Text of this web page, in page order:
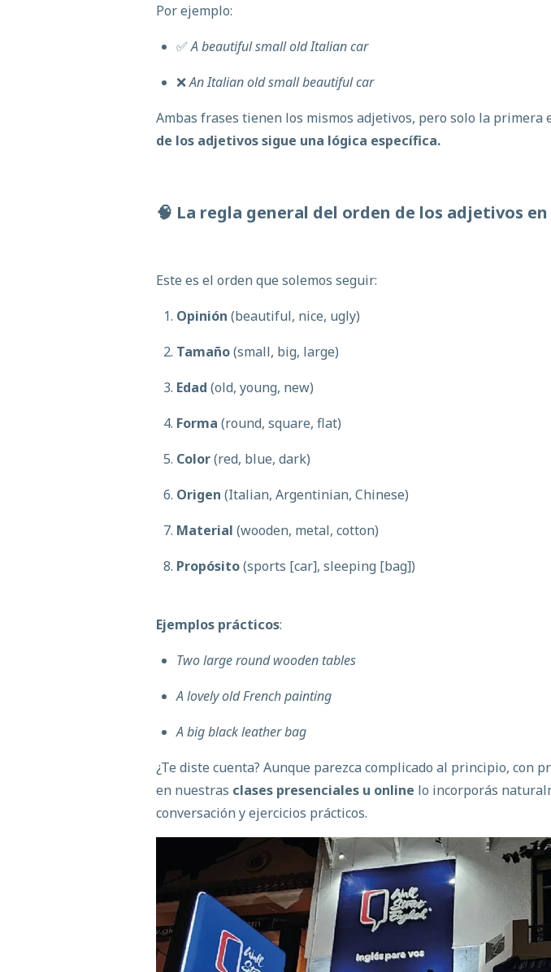
Por ejemplo:
✅A beautiful small old Italian car
❌An Italian old small beautiful car
Ambas frases tienen los mismos adjetivos, pero solo la primera
de los adjetivos sigue una lógica específica.
🧠 La regla general del orden de los adjetivos en
Este es el orden que solemos seguir:
Opinión (beautiful, nice, ugly)
Tamaño(small, big, large)
Edad (old, young, new)
Forma (round, square, flat)
Color(red, blue, dark)
Origen (Italian, Argentinian, Chinese)
Material (wooden, metal, cotton)
Propósito(sports [car], sleeping [bag])
Ejemplos prácticos:
Two large round wooden tables
A lovely old French painting
A big black leather bag
¿Te diste cuenta? Aunque parezca complicado al principio, con
en nuestras clases presenciales u online lo incorporás
conversación y ejercicios prácticos.